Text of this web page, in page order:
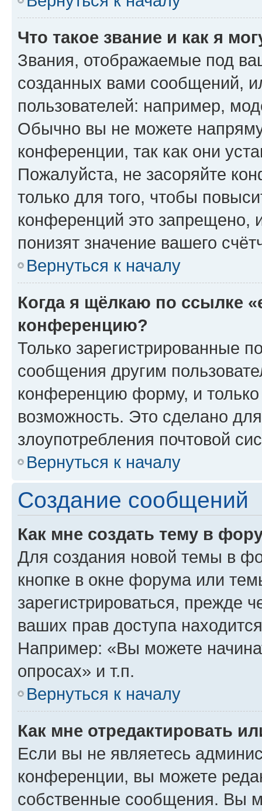
Что такое звание и как я
Звания, отображаемые под
созданных вами сообщений,
пользователей: например,
Обычно вы не можете
конференции, так как они
Пожалуйста, не засоряйте
только для того, чтобы
конференций это запрещено,
понизят значение вашего
Вернуться к началу
Когда я щёлкаю по ссылке
конференцию?
Только зарегистрированные
сообщения другим
конференцию форму, и
возможность. Это сделано
злоупотребления почтовой
Вернуться к началу
Создание сообщений
Как мне создать тему в
Для создания новой темы в
кнопке в окне форума или
зарегистрироваться, прежде
ваших прав доступа
Например: «Вы можете
опросах» и т.п.
Вернуться к началу
Как мне отредактировать
Если вы не являетесь
конференции, вы можете
собственные сообщения. Вы